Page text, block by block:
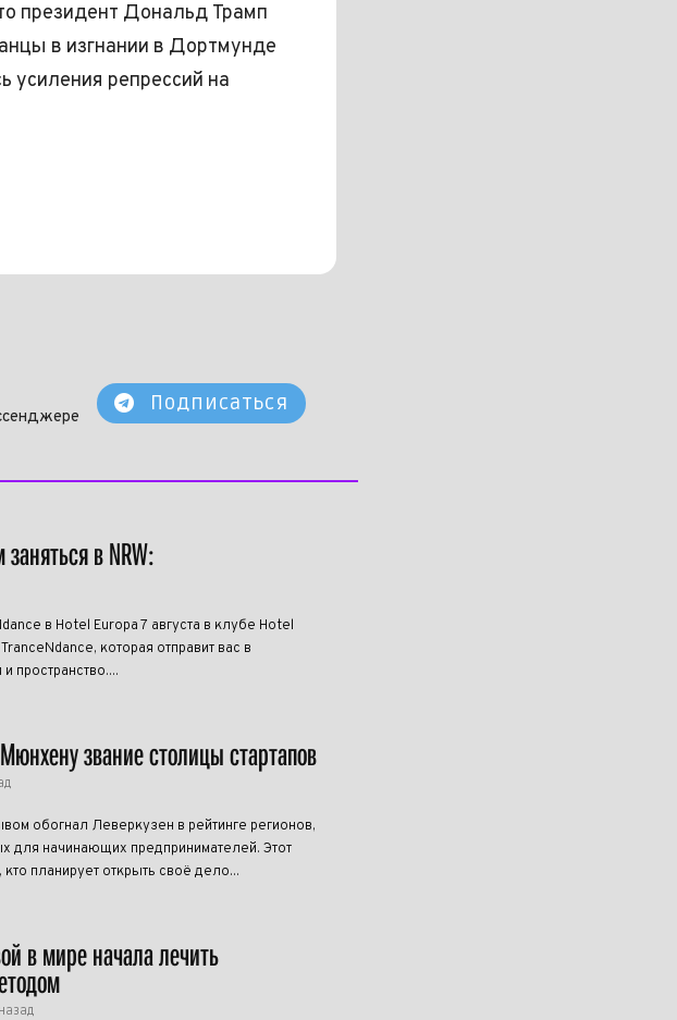
президент Дональд Трамп
в изгнании в Дортмунде
усиления репрессий на
Подписаться
в NRW:
в Hotel Europa 7 августа в клубе Hotel
которая отправит вас в
пространство....
звание столицы стартапов
обогнал Леверкузен в рейтинге регионов,
для начинающих предпринимателей. Этот
планирует открыть своё дело...
в мире начала лечить